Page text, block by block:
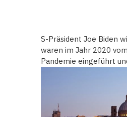
S-Präsident Joe Biden
waren im Jahr 2020
Pandemie eingeführt